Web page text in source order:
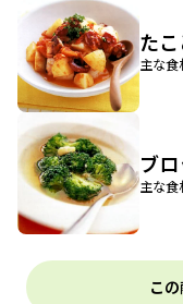
た
主な食
ブ
主な
こ